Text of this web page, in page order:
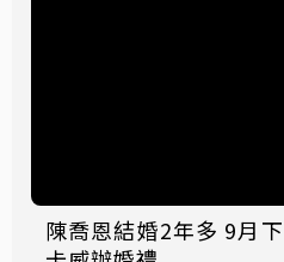
陳喬恩結婚2年多 9月